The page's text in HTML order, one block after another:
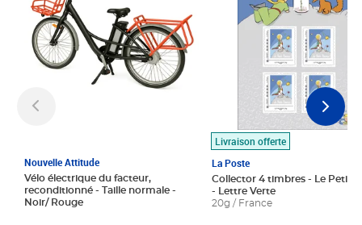
Nouvelle Attitude
Vélo électrique du facteur,
reconditionné - Taille normale -
Noir/ Rouge
Livraison offerte
La Poste
Collector 4 timbres - Le Petit
- Lettre Verte
20g / France